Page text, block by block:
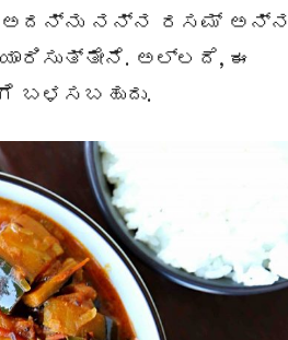
ಅದನ್ನು ನನ್ನ ರಸಮ್ ಅನ್ನ
ಅಲ್ಲದೆ, ಈ
ಬಳಸಬಹುದು.